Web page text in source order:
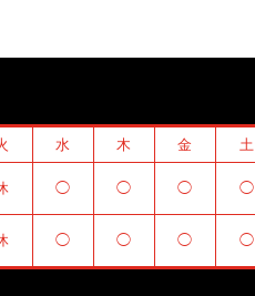
水 木 金 土
◯ ◯ ◯ ◯
◯ ◯ ◯ ◯